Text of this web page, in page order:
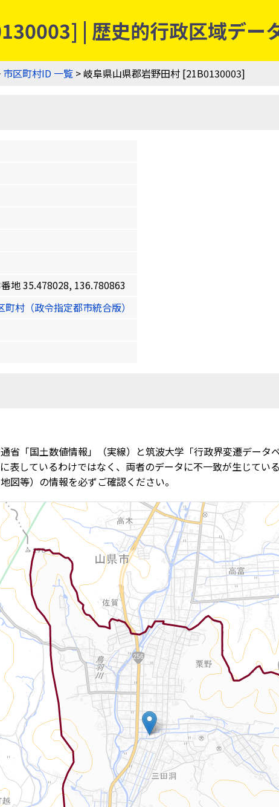
| 歴史的行政区域デー
市区町村ID 一覧 > 岐阜県山県郡岩野田村 [21B0130003]
地 35.478028, 136.780863
町村（政令指定都市統合版）
省「国土数値情報」（実線）と筑波大学「行政界変遷データ
表しているわけではなく、両者のデータに不一致が生じてい
図等）の情報を必ずご確認ください。